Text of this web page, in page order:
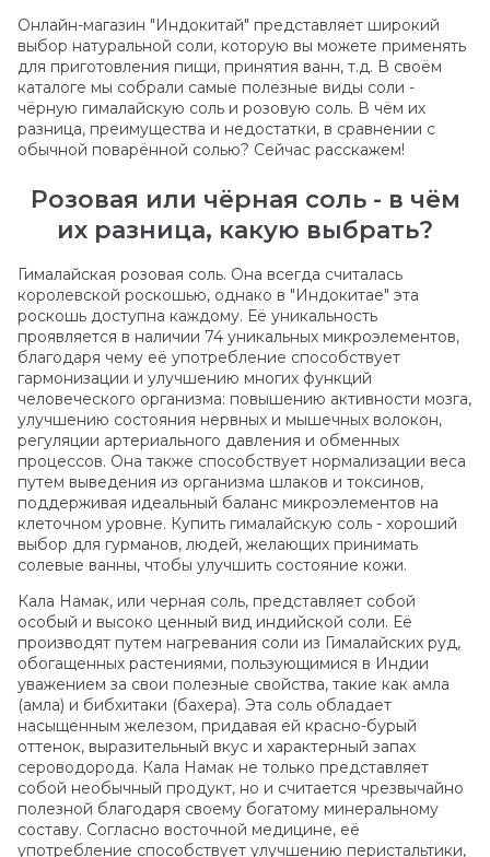
Онлайн-магазин "Индокитай" представляет широкий
выбор натуральной соли, которую вы можете применять
для приготовления пищи, принятия ванн, т.д. В своём
каталоге мы собрали самые полезные виды соли -
чёрную гималайскую соль и розовую соль. В чём их
разница, преимущества и недостатки, в сравнении с
обычной поварённой солью? Сейчас расскажем!
Розовая или чёрная соль - в чём
их разница, какую выбрать?
Гималайская розовая соль. Она всегда считалась
королевской роскошью, однако в "Индокитае" эта
роскошь доступна каждому. Её уникальность
проявляется в наличии 74 уникальных микроэлементов,
благодаря чему её употребление способствует
гармонизации и улучшению многих функций
человеческого организма: повышению активности мозга,
улучшению состояния нервных и мышечных волокон,
регуляции артериального давления и обменных
процессов. Она также способствует нормализации веса
путем выведения из организма шлаков и токсинов,
поддерживая идеальный баланс микроэлементов на
клеточном уровне. Купить гималайскую соль - хороший
выбор для гурманов, людей, желающих принимать
солевые ванны, чтобы улучшить состояние кожи.
Кала Намак, или черная соль, представляет собой
особый и высоко ценный вид индийской соли. Её
производят путем нагревания соли из Гималайских руд,
обогащенных растениями, пользующимися в Индии
уважением за свои полезные свойства, такие как амла
(амла) и бибхитаки (бахера). Эта соль обладает
насыщенным железом, придавая ей красно-бурый
оттенок, выразительный вкус и характерный запах
сероводорода. Кала Намак не только представляет
собой необычный продукт, но и считается чрезвычайно
полезной благодаря своему богатому минеральному
составу. Согласно восточной медицине, её
употребление способствует улучшению перистальтики,